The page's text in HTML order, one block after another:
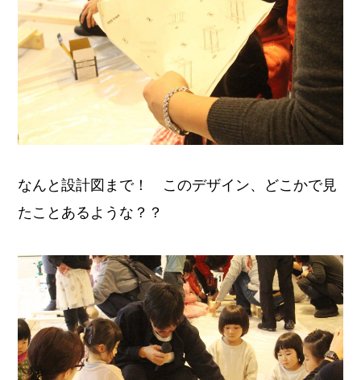
なんと設計図まで！ このデザイン、どこかで見
たことあるような？？